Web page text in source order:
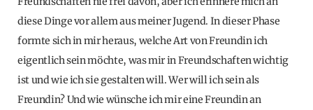
diese Dinge vor allem aus meiner Jugend. In dieser Phase
formte sich in mir heraus, welche Art von Freundin ich
eigentlich sein möchte, was mir in Freundschaften wichtig
ist und wie ich sie gestalten will. Wer will ich sein als
Freundin? Und wie wünsche ich mir eine Freundin an